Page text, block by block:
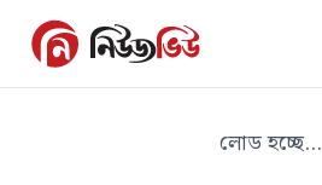
লোড হচ্ছে...